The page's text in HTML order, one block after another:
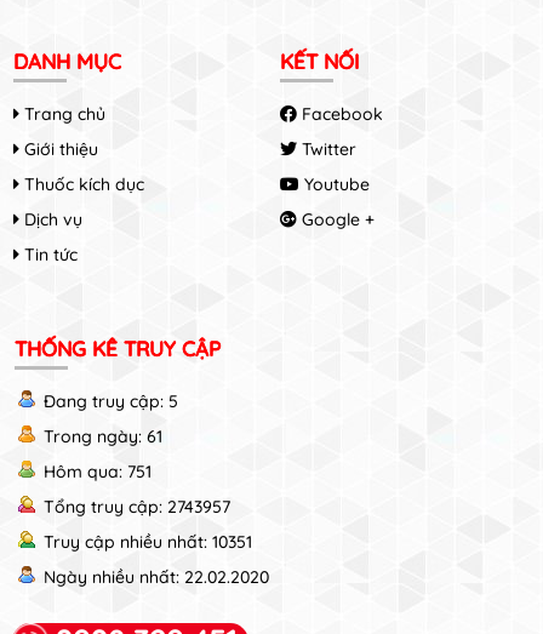
DANH MỤC
Trang chủ
Giới thiệu
Thuốc kích dục
Dịch vụ
Tin tức
KẾT NỐI
Facebook
Twitter
Youtube
Google +
THỐNG KÊ TRUY CẬP
Đang truy cập: 5
Trong ngày: 61
Hôm qua: 751
Tổng truy cập: 2743957
Truy cập nhiều nhất: 10351
Ngày nhiều nhất: 22.02.2020